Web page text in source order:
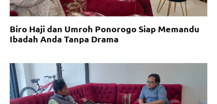
Biro Haji dan Umroh Ponorogo Siap Memandu
Ibadah Anda Tanpa Drama